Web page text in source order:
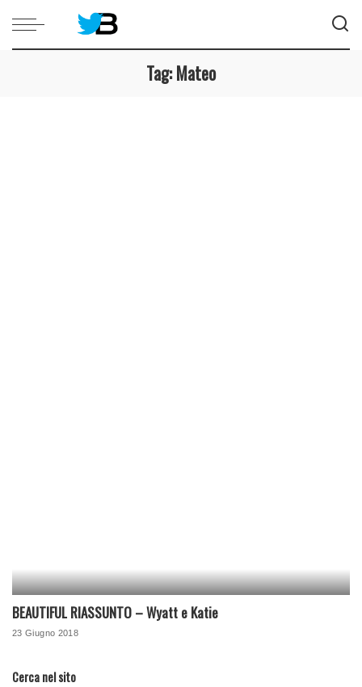
Tag:Mateo
BEAUTIFUL RIASSUNTO – Wyatt e Katie
23 Giugno 2018
Cerca nel sito